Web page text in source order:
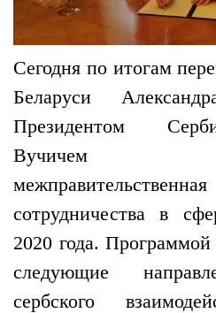
Сегодня по итогам
Беларуси
Президентом
Вучичем
сотрудничества в
2020 года.
следующие
сербского